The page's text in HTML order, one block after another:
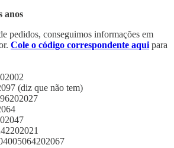
anos
pedidos, conseguimos informações em
Cole o código correspondente aqui para
(diz que não tem)